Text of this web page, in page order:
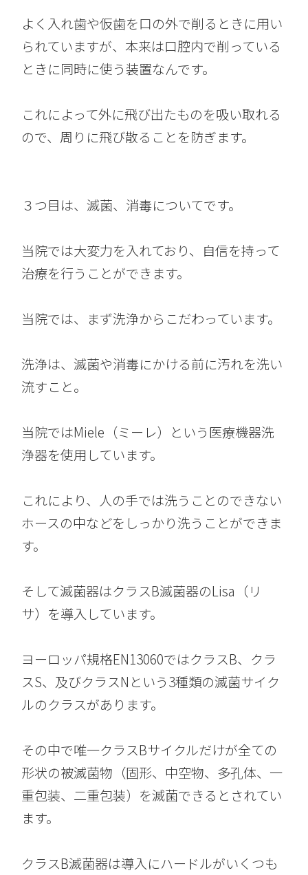
よく入れ歯や仮歯を口の外で削るときに用い
られていますが、本来は口腔内で削っている
ときに同時に使う装置なんです。
これによって外に飛び出たものを吸い取れる
ので、周りに飛び散ることを防ぎます。
３つ目は、滅菌、消毒についてです。
当院では大変力を入れており、自信を持って
治療を行うことができます。
当院では、まず洗浄からこだわっています。
洗浄は、滅菌や消毒にかける前に汚れを洗い
流すこと。
当院ではMiele（ミーレ）という医療機器洗
浄器を使用しています。
これにより、人の手では洗うことのできない
ホースの中などをしっかり洗うことができま
す。
そして滅菌器はクラスB滅菌器のLisa（リ
サ）を導入しています。
ヨーロッパ規格EN13060ではクラスB、クラ
スS、及びクラスNという3種類の滅菌サイク
ルのクラスがあります。
その中で唯一クラスBサイクルだけが全ての
形状の被滅菌物（固形、中空物、多孔体、一
重包装、二重包装）を滅菌できるとされてい
ます。
クラスB滅菌器は導入にハードルがいくつも